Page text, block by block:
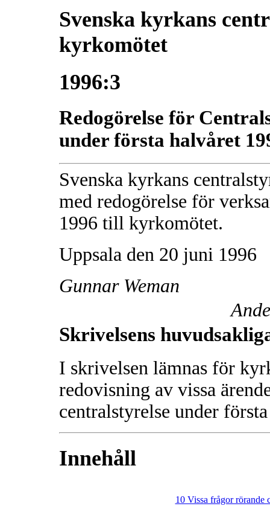
Svenska kyrkans
kyrkomötet
1996:3
Redogörelse för
under första halvåret
Svenska kyrkans
med redogörelse för
1996 till kyrkomötet.
Uppsala den 20 juni 1996
Gunnar Weman
Skrivelsens
I skrivelsen lämnas för
redovisning av vissa
centralstyrelse under
Innehåll
10 Vissa frågor rörande